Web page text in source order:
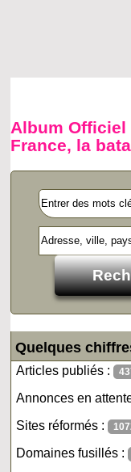
Album Officiel
France, la
Quelques
Articles publiés :
Annonces en
Sites réformés :
Domaines fusillés :